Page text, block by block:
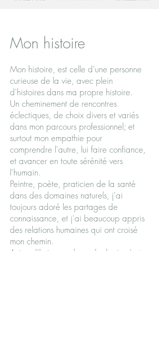
Mon histoire
Mon histoire, est celle d'une personne
curieuse de la vie, avec plein
d'histoires dans ma propre histoire.
Un cheminement de rencontres
éclectiques, de choix divers et variés
dans mon parcours professionnel; et
surtout mon empathie pour
comprendre l'autre, lui faire confiance,
et avancer en toute sérénité vers
l'humain.
Peintre, poète, praticien de la santé
dans des domaines naturels, j'ai
toujours adoré les partages de
connaissance, et j'ai beaucoup appris
des relations humaines qui ont croisé
mon chemin.
Aujourd'hui, avec la sophrologie c'est